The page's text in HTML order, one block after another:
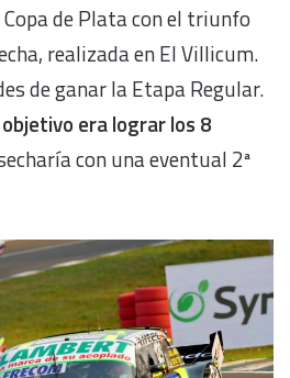
de Plata con el triunfo
realizada en El Villicum.
de ganar la Etapa Regular.
era lograr los 8
con una eventual 2ª